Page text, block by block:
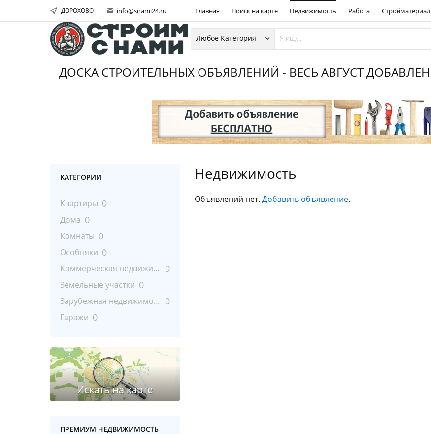
ДОРОХОВО info@snami24.ru Главная Поиск на карте Недвижимость Работа
ДОСКА СТРОИТЕЛЬНЫХ ОБЪЯВЛЕНИЙ - ВЕСЬ АВГУСТ
КАТЕГОРИИ
Квартиры 0
Дома 0
Комнаты 0
Особняки 0
Коммерческая недвижимость 0
Земельные участки 0
Зарубежная недвижимость 0
Гаражи 0
ПРЕМИУМ НЕДВИЖИМОСТЬ
Недвижимость
Объявлений нет. Добавить объявление.